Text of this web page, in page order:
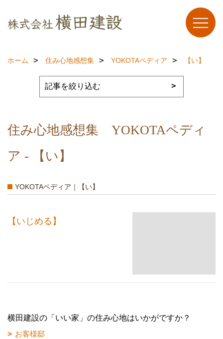
ホーム 住み心地感想集 YOKOTAペディア 【い】
住み心地感想集 YOKOTAペディ
ア - 【い】
YOKOTAペディア｜【い】
【いじめる】
横田建設の「いい家」の住み心地はいかがですか？
お客様邸